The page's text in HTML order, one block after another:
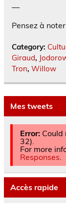
—
Pensez à
Category:
Giraud,
Tron, Willow
Mes tweets
Error:Could
32).
For more
Responses
Accès rapide